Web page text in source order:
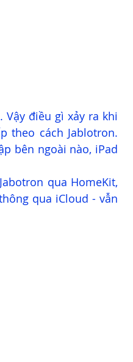
điều gì xảy ra khi
theo cách Jablotron.
bên ngoài nào, iPad
qua HomeKit,
qua iCloud - vẫn